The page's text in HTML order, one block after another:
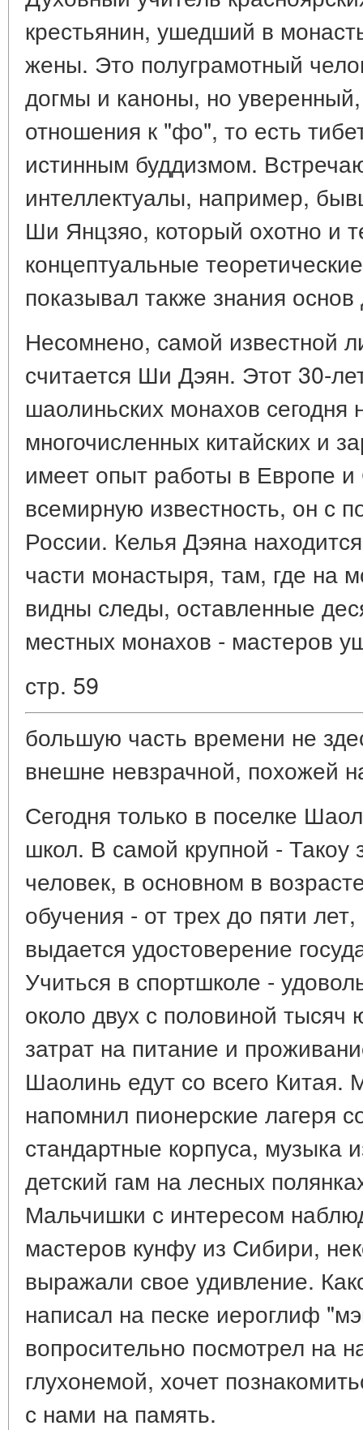
крестьянин, ушедший в
жены. Это полуграмотный
догмы и каноны, но
отношения к "фо", то есть
истинным буддизмом.
интеллектуалы, например,
Ши Янцзяо, который охотно и
концептуальные
показывал также знания основ
Несомнено, самой известной
считается Ши Дэян. Этот 30-
шаолиньских монахов сегодня
многочисленных китайских и
имеет опыт работы в Европе
всемирную известность, он с
России. Келья Дэяна
части монастыря, там, где на
видны следы, оставленные
местных монахов - мастеров
стр. 59
большую часть времени не
внешне невзрачной, похожей
Сегодня только в поселке
школ. В самой крупной - Такоу
человек, в основном в
обучения - от трех до пяти
выдается удостоверение
Учиться в спортшколе -
около двух с половиной тысяч
затрат на питание и
Шаолинь едут со всего
напомнил пионерские лагеря
стандартные корпуса, музыка
детский гам на лесных
Мальчишки с интересом
мастеров кунфу из Сибири,
выражали свое удивление.
написал на песке иероглиф
вопросительно посмотрел на
глухонемой, хочет
с нами на память.